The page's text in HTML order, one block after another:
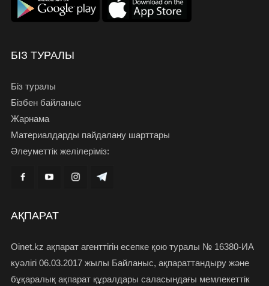
БІЗ ТУРАЛЫ
Біз туралы
Бізбен байланыс
Жарнама
Материалдарды пайдалану шарттары
Әлеуметтік желілеріміз:
АҚПАРАТ
Oinet.kz ақпарат агенттігін есепке қою туралы № 16380-ИА
куәлігі 06.03.2017 жылы Байланыс, ақпараттандыру және
бұқаралық ақпарат құралдары саласындағы мемлекеттік